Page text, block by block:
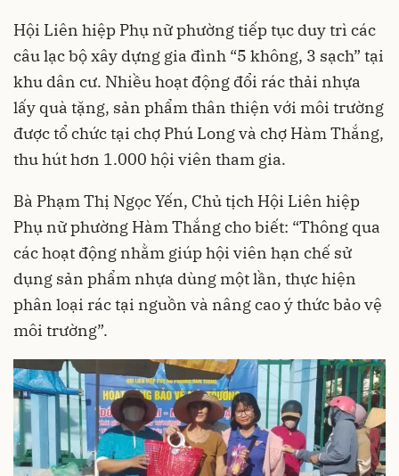
Hội Liên hiệp Phụ nữ phường tiếp tục duy trì các
câu lạc bộ xây dựng gia đình “5 không, 3 sạch” tại
khu dân cư. Nhiều hoạt động đổi rác thải nhựa
lấy quà tặng, sản phẩm thân thiện với môi trường
được tổ chức tại chợ Phú Long và chợ Hàm Thắng,
thu hút hơn 1.000 hội viên tham gia.
Bà Phạm Thị Ngọc Yến, Chủ tịch Hội Liên hiệp
Phụ nữ phường Hàm Thắng cho biết: “Thông qua
các hoạt động nhằm giúp hội viên hạn chế sử
dụng sản phẩm nhựa dùng một lần, thực hiện
phân loại rác tại nguồn và nâng cao ý thức bảo vệ
môi trường”.